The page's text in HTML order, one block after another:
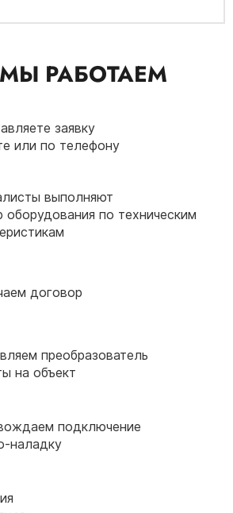
РАБОТАЕМ
заявку
или по телефону
выполняют
оборудования по техническим
договор
преобразователь
на объект
подключение
наладку